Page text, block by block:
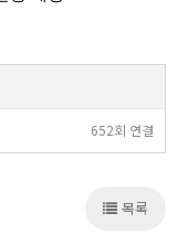
652회 연결
목록